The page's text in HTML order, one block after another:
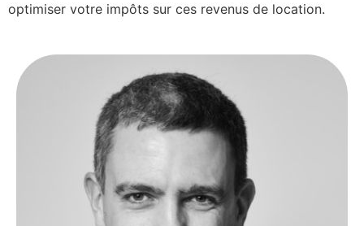
optimiser votre impôts sur ces revenus de location.